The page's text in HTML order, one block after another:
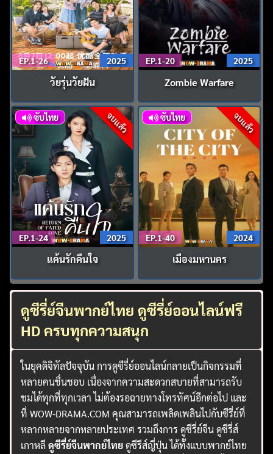
EP.1-26 2025
วัยรุ่นวัยฝัน
EP.1-20 2025
Zombie Warfare
จบแล้ว
ซับไทย
EP.1-24 2025
แค้นรักคืนใจ
จบแล้ว
ซับไทย
EP.1-40 2024
เมืองมหานคร
ดูซีรี่ย์จีนพากย์ไทย ดูซีรี่ย์ออนไลน์ฟรี
HD ครบทุกความสนุก
ในยุคดิจิทัลปัจจุบัน การดูซีรี่ย์ออนไลน์กลายเป็นกิจกรรมที่
หลายคนชื่นชอบ เนื่องจากความสะดวกสบายที่สามารถรับ
ชมได้ทุกที่ทุกเวลา ไม่ต้องรอฉายทางโทรทัศน์อีกต่อไป และ
ที่ WOW-DRAMA.COM คุณสามารถเพลิดเพลินไปกับซีรี่ย์ที่
หลากหลายจากหลายประเทศ รวมถึงการ ดูซีรี่ย์จีน ดูซีรี่ส์
เกาหลีดูซีรี่ย์จีนพากย์ไทยดูซีรีส์ญี่ปุ่น ได้ทั้งแบบพากย์ไทย